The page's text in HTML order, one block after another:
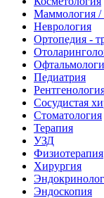
Маммология /
Неврология
Ортопедия -
Педиатрия
Сосудистая
Стоматология
Терапия
УЗД
Физиотерапия
Хирургия
Эндоскопия